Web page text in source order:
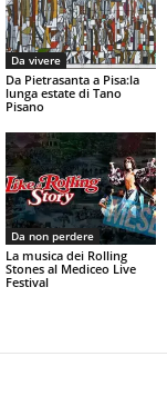
Da vivere
Da Pietrasanta a Pisa:la
lunga estate di Tano
Pisano
Da non perdere
La musica dei Rolling
Stones al Mediceo Live
Festival